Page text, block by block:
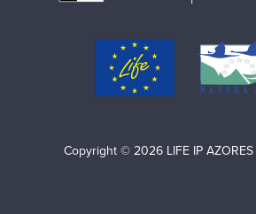
Copyright © 2026 LIFE IP AZORES